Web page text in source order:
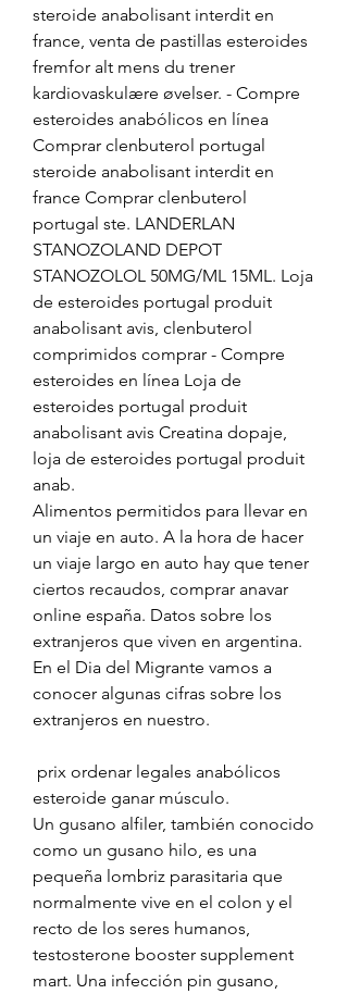
steroide anabolisant interdit en
france, venta de pastillas esteroides
fremfor alt mens du trener
kardiovaskulære øvelser. - Compre
esteroides anabólicos en línea
Comprar clenbuterol portugal
steroide anabolisant interdit en
france Comprar clenbuterol
portugal ste. LANDERLAN
STANOZOLAND DEPOT
STANOZOLOL 50MG/ML 15ML. Loja
de esteroides portugal produit
anabolisant avis, clenbuterol
comprimidos comprar - Compre
esteroides en línea Loja de
esteroides portugal produit
anabolisant avis Creatina dopaje,
loja de esteroides portugal produit
anab.
Alimentos permitidos para llevar en
un viaje en auto. A la hora de hacer
un viaje largo en auto hay que tener
ciertos recaudos, comprar anavar
online españa. Datos sobre los
extranjeros que viven en argentina.
En el Dia del Migrante vamos a
conocer algunas cifras sobre los
extranjeros en nuestro.
esteroide ganar músculo.
Un gusano alfiler, también conocido
como un gusano hilo, es una
pequeña lombriz parasitaria que
normalmente vive en el colon y el
recto de los seres humanos,
testosterone booster supplement
mart. Una infección pin gusano,